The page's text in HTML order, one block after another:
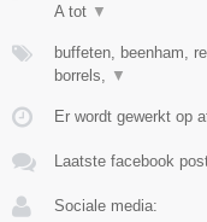
A tot ▼
buffeten, beenham,
borrels, ▼
Er wordt gewerkt op
Laatste facebook
Sociale media: